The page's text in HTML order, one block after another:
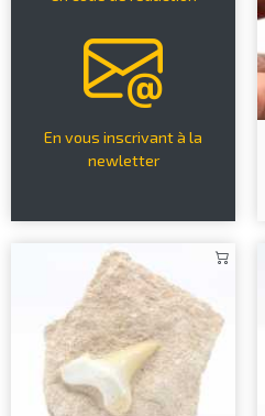
En vous inscrivant à la
newletter